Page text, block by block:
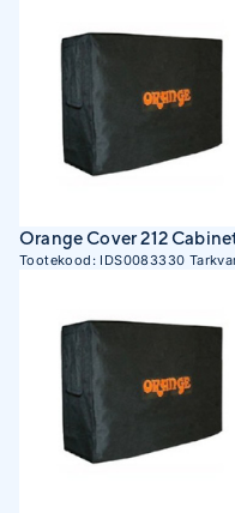
Orange Cover 212
Tootekood: IDS0083330